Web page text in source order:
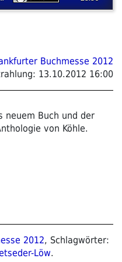
Buchmesse 2012
13.10.2012 16:00
neuem Buch und der
von Köhle.
2012, Schlagwörter:
Löw.